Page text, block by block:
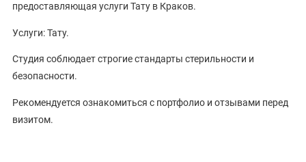
предоставляющая услуги Тату в Краков.
Услуги: Тату.
Студия соблюдает строгие стандарты стерильности и
безопасности.
Рекомендуется ознакомиться с портфолио и отзывами перед
визитом.